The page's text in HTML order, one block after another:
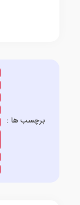
برچسب ها :